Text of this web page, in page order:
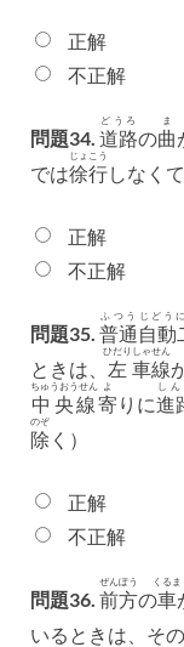
正解
不正解
問題34. 道路
どうろ
の曲
ま
では徐行
じょこう
しなく
正解
不正解
問題35. 普通
ふつう
自動
じどう
ときは、 左
ひだり
車線
しゃせん
中央線
ちゅうおうせん
寄
よ
りに進
しん
除
のぞ
く）
正解
不正解
問題36. 前方
ぜんぽう
の車
くるま
いるときは、その